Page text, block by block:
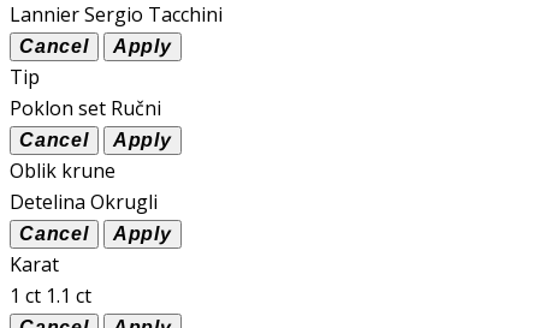
LannierSergio Tacchini
Tip
Poklon set Ručni
Oblik krune
Detelina Okrugli
Karat
1 ct 1.1 ct